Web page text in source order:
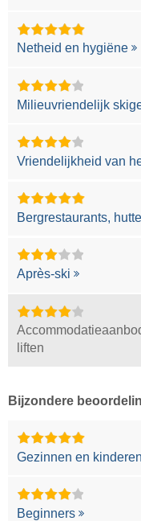
Netheid en hygiëne
Milieuvriendelijk
Vriendelijkheid van
Bergrestaurants,
Après-ski
liften
Bijzondere
Gezinnen en kinderen
Beginners